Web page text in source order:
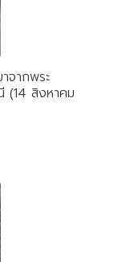
จากพระ
(14 สิงหาคม